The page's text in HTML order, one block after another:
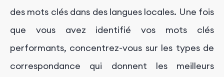
des mots clés dans des langues locales. Une fois
que vous avez identifié vos mots clés
performants, concentrez-vous sur les types de
correspondance qui donnent les meilleurs